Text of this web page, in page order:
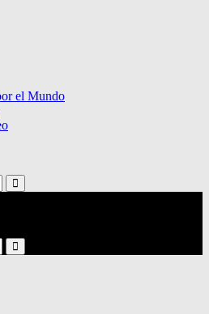
el Mundo
Search
Search